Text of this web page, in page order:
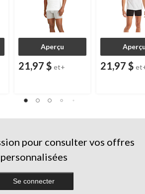
Aperçu
21,97 $ et+ 21,97 $
pour consulter vos offres
personnalisées
Se connecter